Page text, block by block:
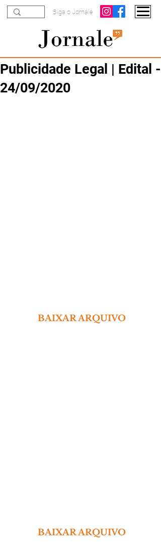
Siga o Jornale
Publicidade Legal | Edital -
24/09/2020
BAIXAR ARQUIVO
BAIXAR ARQUIVO